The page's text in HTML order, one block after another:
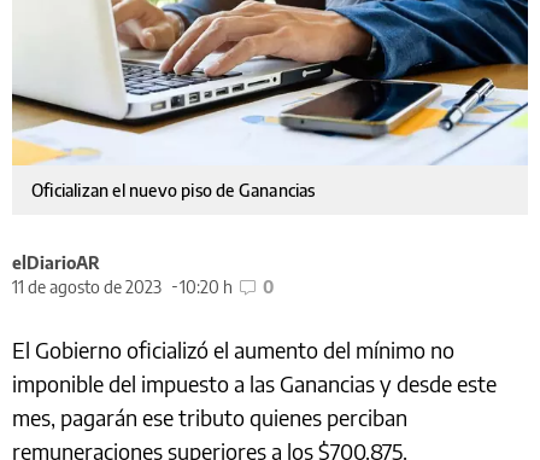
Oficializan el nuevo piso de Ganancias
elDiarioAR
11 de agosto de 2023
10:20 h 0
El Gobierno oficializó el aumento del mínimo no
imponible del impuesto a las Ganancias y desde este
mes, pagarán ese tributo quienes perciban
remuneraciones superiores a los $700.875.